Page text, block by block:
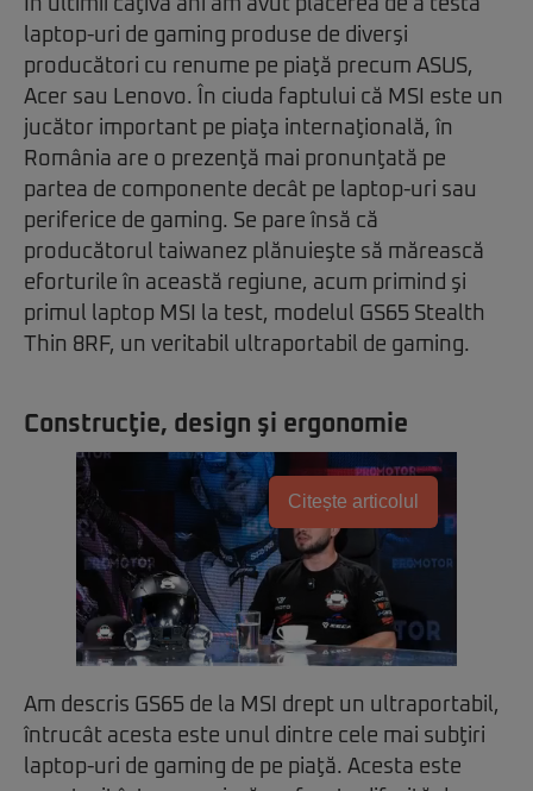
În ultimii câţiva ani am avut plăcerea de a testa
laptop-uri de gaming produse de diverşi
producători cu renume pe piaţă precum ASUS,
Acer sau Lenovo. În ciuda faptului că MSI este un
jucător important pe piaţa internaţională, în
România are o prezenţă mai pronunţată pe
partea de componente decât pe laptop-uri sau
periferice de gaming. Se pare însă că
producătorul taiwanez plănuieşte să mărească
eforturile în această regiune, acum primind şi
primul laptop MSI la test, modelul GS65 Stealth
Thin 8RF, un veritabil ultraportabil de gaming.
Construcţie, design şi ergonomie
Citește articolul
Am descris GS65 de la MSI drept un ultraportabil,
întrucât acesta este unul dintre cele mai subţiri
laptop-uri de gaming de pe piaţă. Acesta este